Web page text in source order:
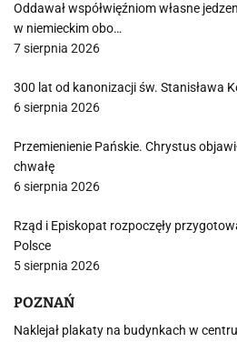
Oddawał współwięźniom własne
w niemieckim obo…
7 sierpnia 2026
300 lat od kanonizacji św. Stanisława
6 sierpnia 2026
Przemienienie Pańskie. Chrystus
chwałę
6 sierpnia 2026
Rząd i Episkopat rozpoczęły
Polsce
5 sierpnia 2026
POZNAŃ
Naklejał plakaty na budynkach w